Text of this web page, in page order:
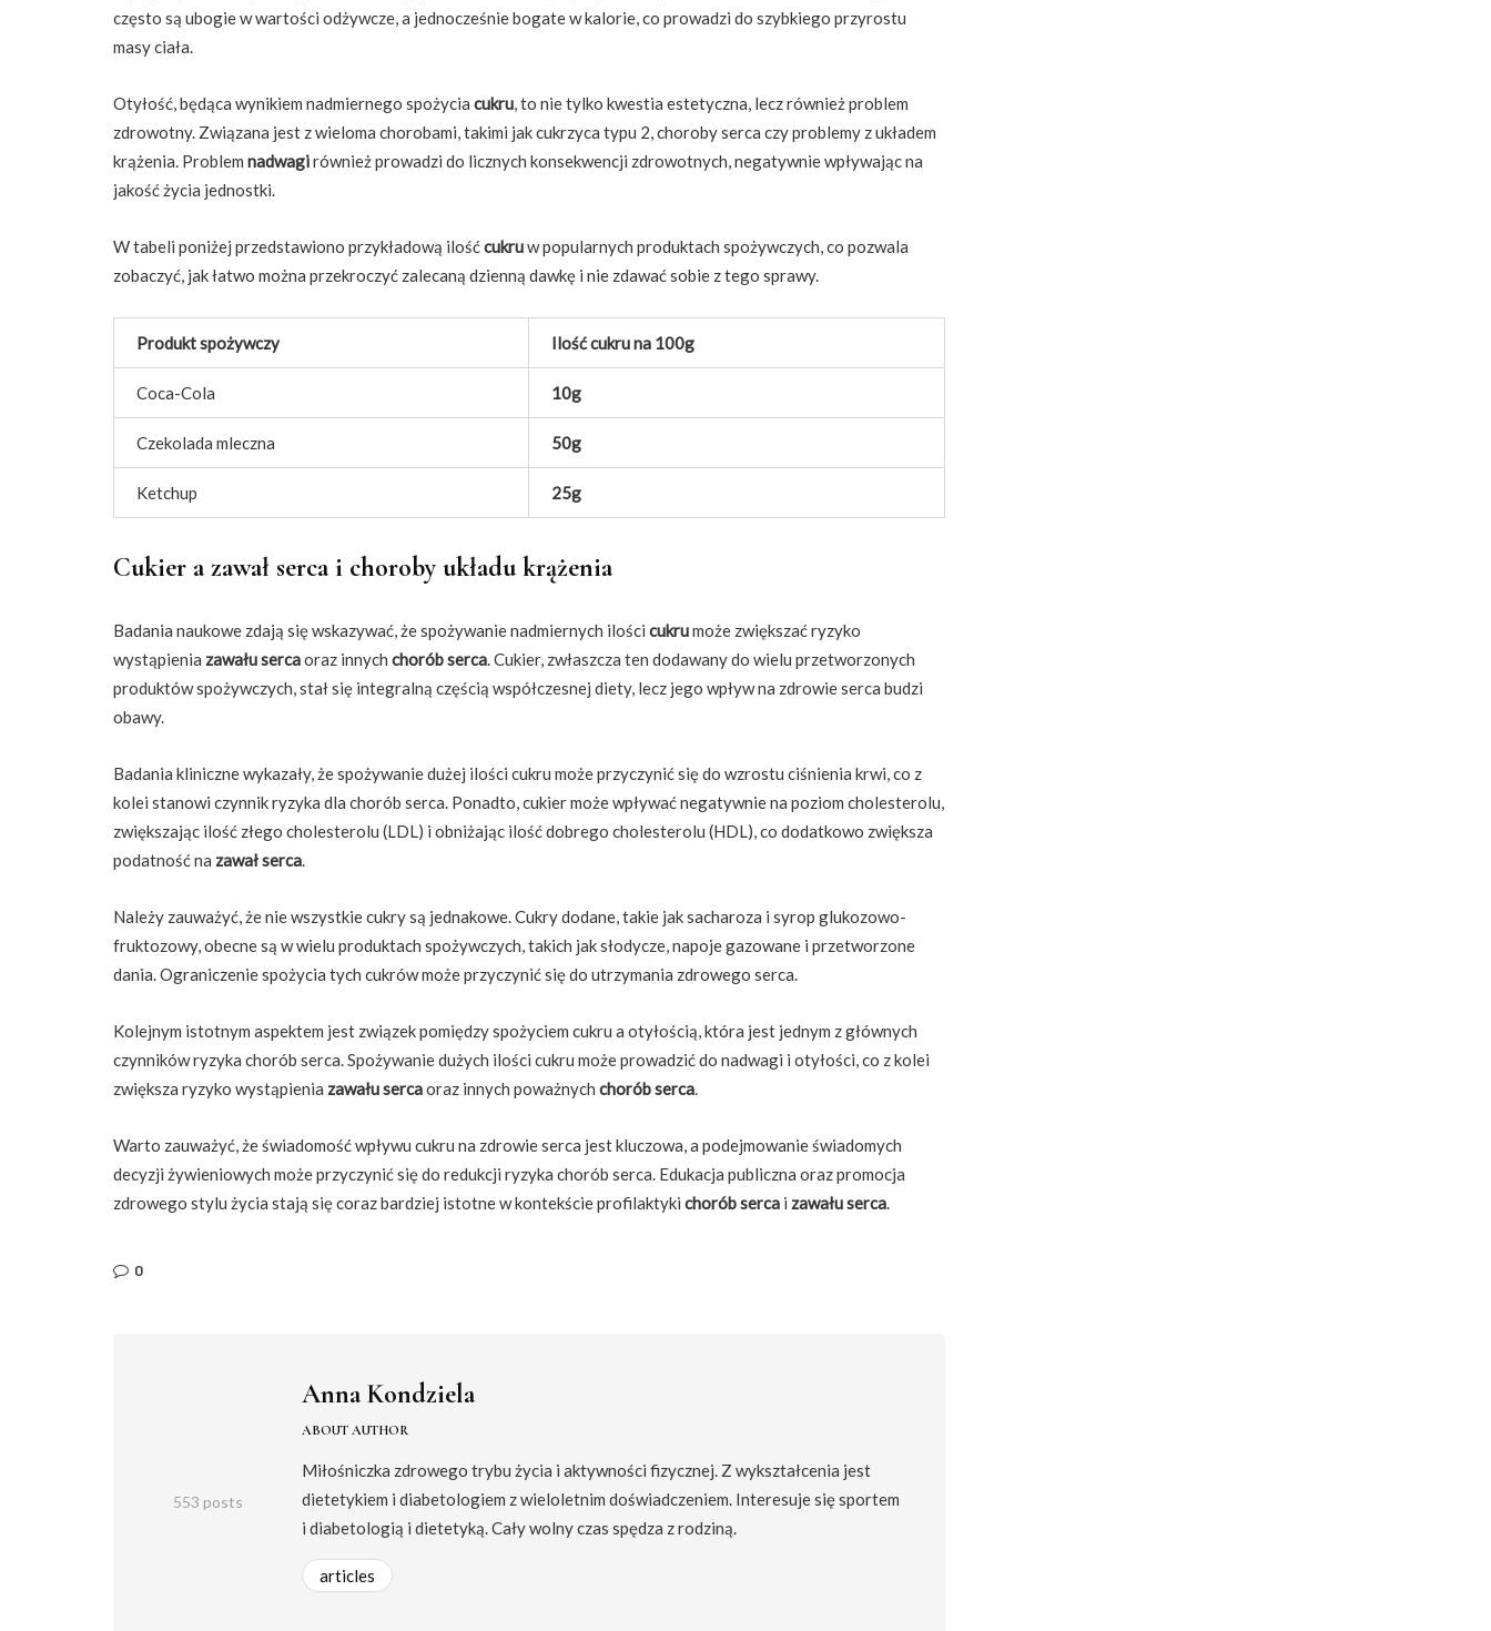
często są ubogie w wartości odżywcze, a jednocześnie bogate w kalorie, co prowadzi do szybkiego przyrostu
masy ciała.
Otyłość, będąca wynikiem nadmiernego spożycia cukru, to nie tylko kwestia estetyczna, lecz również problem
zdrowotny. Związana jest z wieloma chorobami, takimi jak cukrzyca typu 2, choroby serca czy problemy z układem
krążenia. Problem nadwagirównież prowadzi do licznych konsekwencji zdrowotnych, negatywnie wpływając na
jakość życia jednostki.
W tabeli poniżej przedstawiono przykładową ilośćcukruw popularnych produktach spożywczych, co pozwala
zobaczyć, jak łatwo można przekroczyć zalecaną dzienną dawkę i nie zdawać sobie z tego sprawy.
Produkt spożywczy Ilość cukru na 100g
Coca-Cola 10g
Czekolada mleczna 50g
Ketchup 25g
Cukier a zawał serca i choroby układu krążenia
Badania naukowe zdają się wskazywać, że spożywanie nadmiernych ilości cukrumoże zwiększać ryzyko
wystąpienia zawału sercaoraz innych chorób serca. Cukier, zwłaszcza ten dodawany do wielu przetworzonych
produktów spożywczych, stał się integralną częścią współczesnej diety, lecz jego wpływ na zdrowie serca budzi
obawy.
Badania kliniczne wykazały, że spożywanie dużej ilości cukru może przyczynić się do wzrostu ciśnienia krwi, co z
kolei stanowi czynnik ryzyka dla chorób serca. Ponadto, cukier może wpływać negatywnie na poziom cholesterolu,
zwiększając ilość złego cholesterolu (LDL) i obniżając ilość dobrego cholesterolu (HDL), co dodatkowo zwiększa
podatność na zawał serca.
Należy zauważyć, że nie wszystkie cukry są jednakowe. Cukry dodane, takie jak sacharoza i syrop glukozowo-
fruktozowy, obecne są w wielu produktach spożywczych, takich jak słodycze, napoje gazowane i przetworzone
dania. Ograniczenie spożycia tych cukrów może przyczynić się do utrzymania zdrowego serca.
Kolejnym istotnym aspektem jest związek pomiędzy spożyciem cukru a otyłością, która jest jednym z głównych
czynników ryzyka chorób serca. Spożywanie dużych ilości cukru może prowadzić do nadwagi i otyłości, co z kolei
zwiększa ryzyko wystąpienia zawału sercaoraz innych poważnych chorób serca.
Warto zauważyć, że świadomość wpływu cukru na zdrowie serca jest kluczowa, a podejmowanie świadomych
decyzji żywieniowych może przyczynić się do redukcji ryzyka chorób serca. Edukacja publiczna oraz promocja
zdrowego stylu życia stają się coraz bardziej istotne w kontekście profilaktyki chorób serca i zawału serca.
0
553 posts
Anna Kondziela
ABOUT AUTHOR
Miłośniczka zdrowego trybu życia i aktywności fizycznej. Z wykształcenia jest
dietetykiem i diabetologiem z wieloletnim doświadczeniem. Interesuje się sportem
i diabetologią i dietetyką. Cały wolny czas spędza z rodziną.
articles